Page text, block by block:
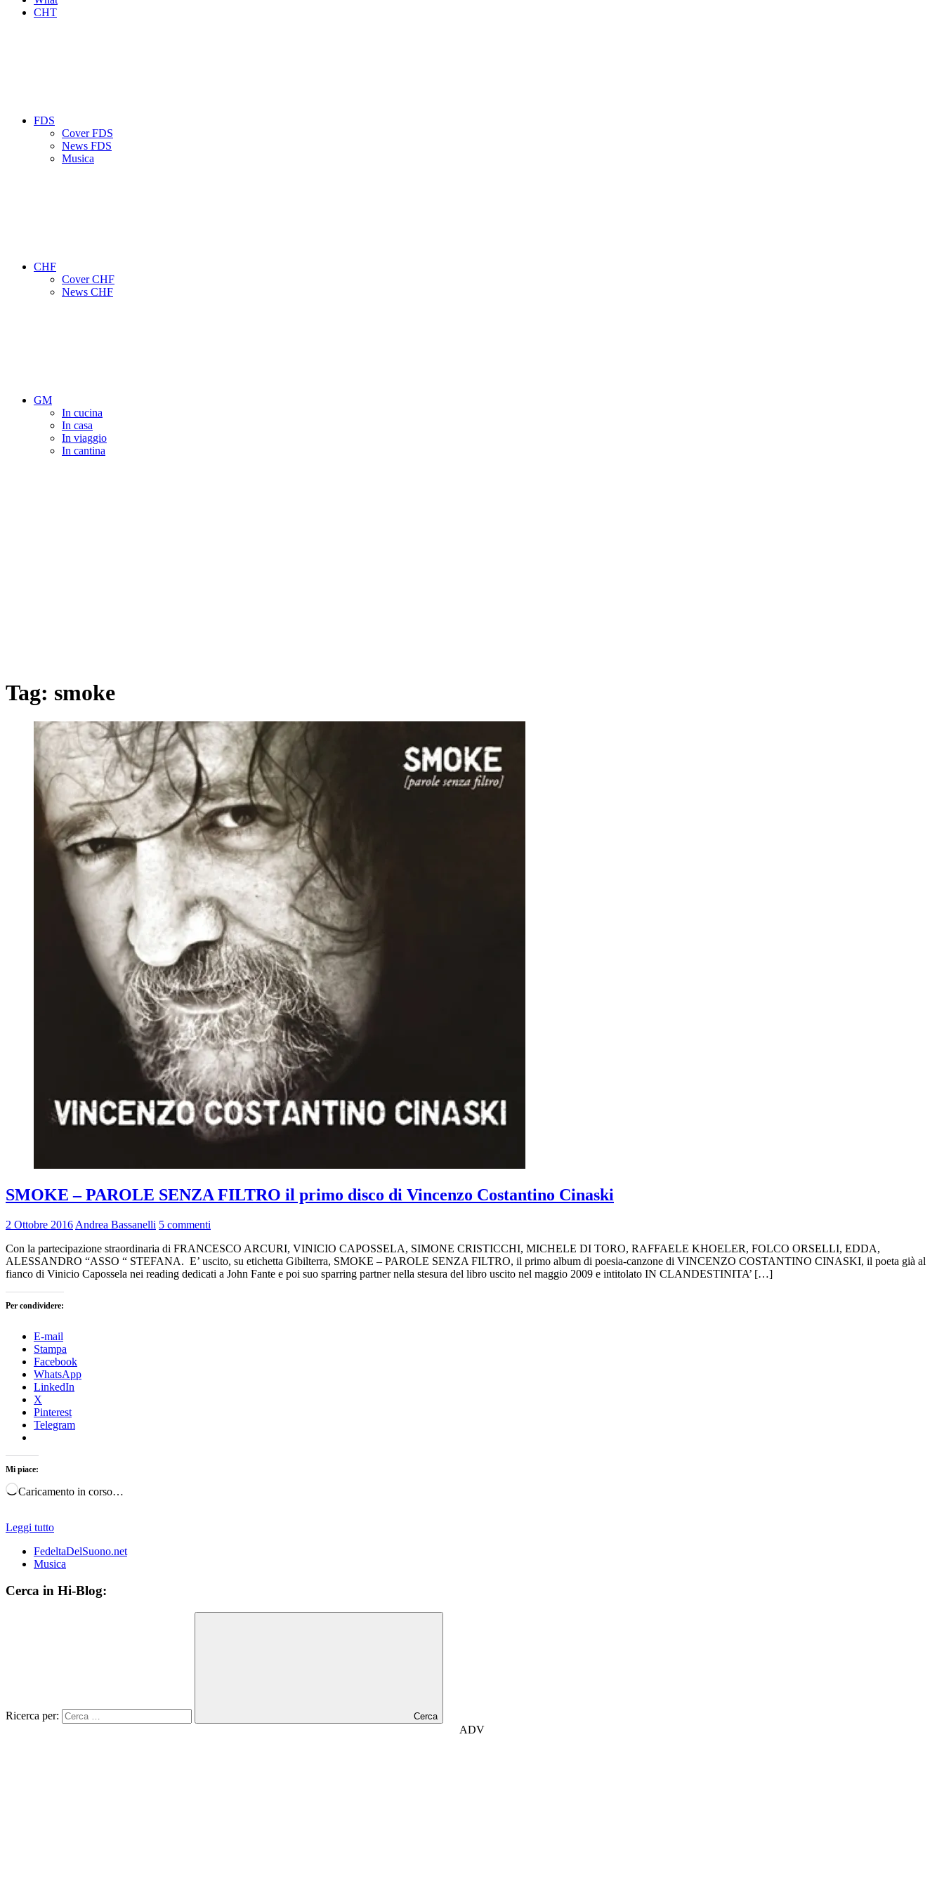
CHT
FDS
Cover FDS
News FDS
Musica
CHF
Cover CHF
News CHF
GM
In cucina
In casa
In viaggio
In cantina
Tag: smoke
SMOKE – PAROLE SENZA FILTRO il primo disco di Vincenzo Costantino Cinaski
2 Ottobre 2016 Andrea Bassanelli 5 commenti
Con la partecipazione straordinaria di FRANCESCO ARCURI, VINICIO CAPOSSELA, SIMONE CRISTICCHI, MICHELE DI TORO, RAFFAELE KHOELER, FOLCO ORSELLI, EDDA,
ALESSANDRO “ASSO “ STEFANA. E’ uscito, su etichetta Gibilterra, SMOKE – PAROLE SENZA FILTRO, il primo album di poesia-canzone di VINCENZO COSTANTINO CINASKI, il poeta già al
fianco di Vinicio Capossela nei reading dedicati a John Fante e poi suo sparring partner nella stesura del libro uscito nel maggio 2009 e intitolato IN CLANDESTINITA’ […]
Per condividere:
E-mail
Stampa
Facebook
WhatsApp
LinkedIn
X
Pinterest
Telegram
Mi piace:
Caricamento in corso…
Leggi tutto
FedeltaDelSuono.net
Musica
Cerca in Hi-Blog:
Ricerca per: Cerca
ADV